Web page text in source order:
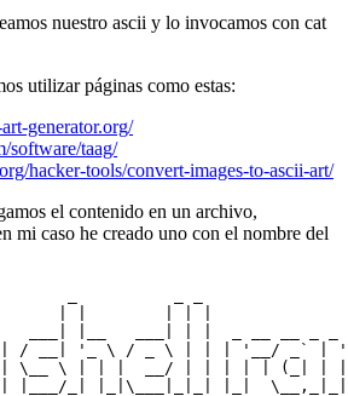
nuestro ascii y lo invocamos con cat
utilizar páginas como estas:
generator.org/
software/taag/
hacker-tools/convert-images-to-ascii-art/
el contenido en un archivo,
mi caso he creado uno con el nombre del
/ __| '_ \ / _ \ | | | '__/ _` |
\__ \ | | |  __/ | | | | | (_| |
|___/_| |_|\___|_|_| |_|